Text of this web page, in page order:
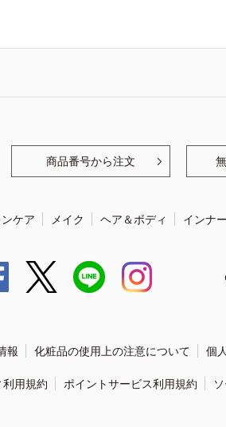
商品番号から注文
ケア メイク ヘア＆ボディ インナ
報 化粧品の使用上の注意について 個
用規約 ポイントサービス利用規約